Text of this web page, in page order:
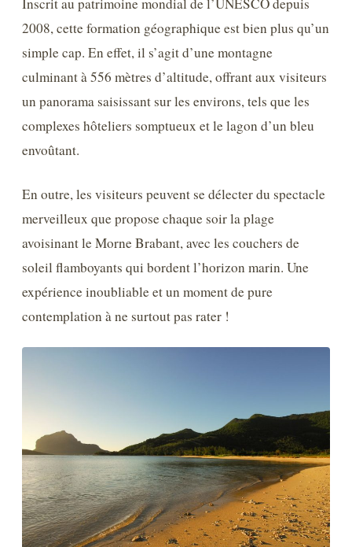
Inscrit au patrimoine mondial de l’UNESCO depuis
2008, cette formation géographique est bien plus qu’un
simple cap. En effet, il s’agit d’une montagne
culminant à 556 mètres d’altitude, offrant aux visiteurs
un panorama saisissant sur les environs, tels que les
complexes hôteliers somptueux et le lagon d’un bleu
envoûtant.
En outre, les visiteurs peuvent se délecter du spectacle
merveilleux que propose chaque soir la plage
avoisinant le Morne Brabant, avec les couchers de
soleil flamboyants qui bordent l’horizon marin. Une
expérience inoubliable et un moment de pure
contemplation à ne surtout pas rater !